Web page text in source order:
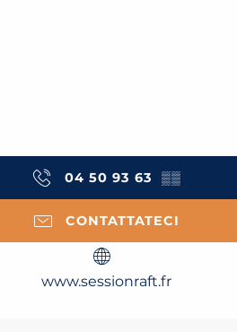
04 50 93 63 ▒▒
CONTATTATECI
www.sessionraft.fr